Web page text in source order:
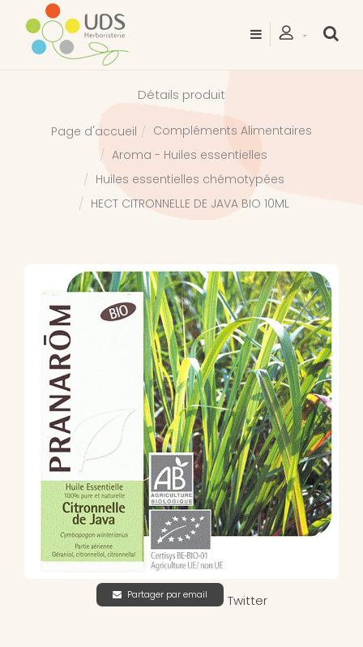
Détails produit
Page d'accueil
Compléments Alimentaires
Aroma - Huiles essentielles
Huiles essentielles chémotypées
HECT CITRONNELLE DE JAVA BIO 10ML
Partager par email Twitter